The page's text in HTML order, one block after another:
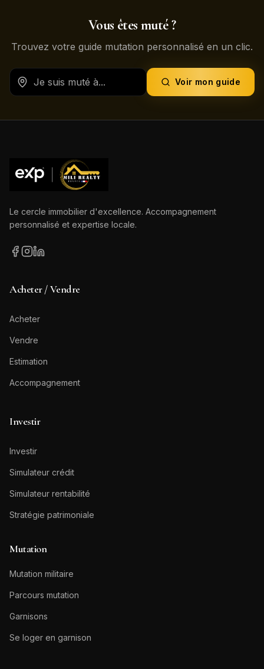
Vous êtes muté ?
Trouvez votre guide mutation personnalisé en un clic.
Voir mon guide
Le cercle immobilier d'excellence. Accompagnement
personnalisé et expertise locale.
Acheter / Vendre
Acheter
Vendre
Estimation
Accompagnement
Investir
Investir
Simulateur crédit
Simulateur rentabilité
Stratégie patrimoniale
Mutation
Mutation militaire
Parcours mutation
Garnisons
Se loger en garnison